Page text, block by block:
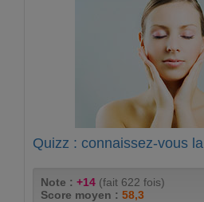
Quizz : connaissez-vous
Note : +14 (fait 622 fois)
Score moyen : 58,3